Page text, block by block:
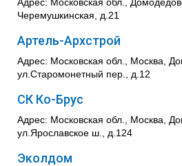
Черемушкинская, д.21
Артель-Архстрой
Адрес: Московская обл., Москва,
ул.Старомонетный пер., д.12
СК Ко-Брус
Адрес: Московская обл., Москва,
ул.Ярославское ш., д.124
Эколдом